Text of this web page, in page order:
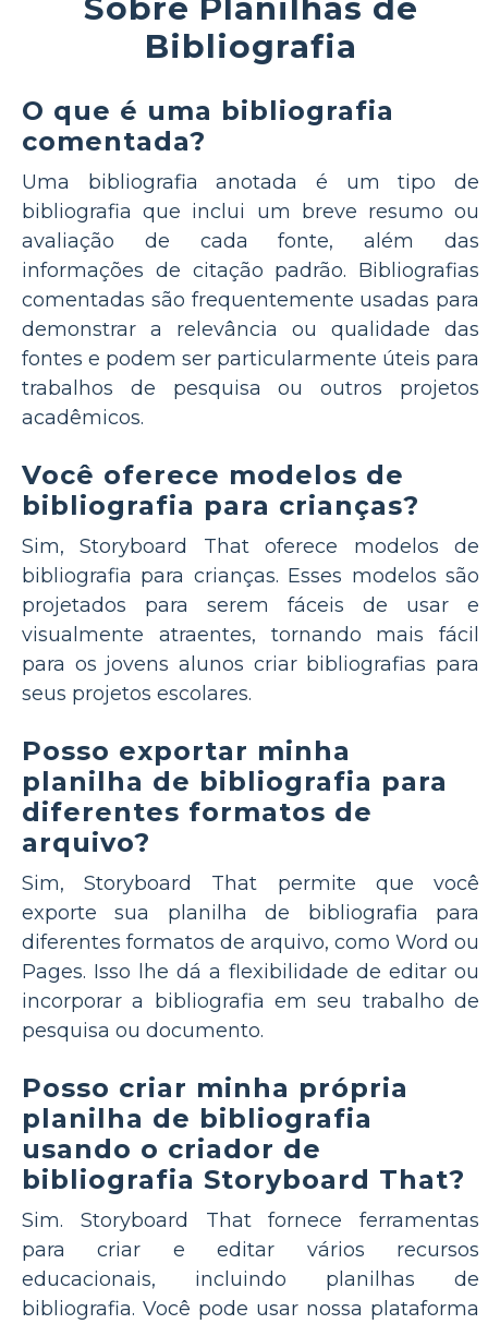
Bibliografia
O que é uma bibliografia
comentada?
Uma bibliografia anotada é um tipo de
bibliografia que inclui um breve resumo ou
avaliação de cada fonte, além das
informações de citação padrão. Bibliografias
comentadas são frequentemente usadas para
demonstrar a relevância ou qualidade das
fontes e podem ser particularmente úteis para
trabalhos de pesquisa ou outros projetos
acadêmicos.
Você oferece modelos de
bibliografia para crianças?
Sim, Storyboard That oferece modelos de
bibliografia para crianças. Esses modelos são
projetados para serem fáceis de usar e
visualmente atraentes, tornando mais fácil
para os jovens alunos criar bibliografias para
seus projetos escolares.
Posso exportar minha
planilha de bibliografia para
diferentes formatos de
arquivo?
Sim, Storyboard That permite que você
exporte sua planilha de bibliografia para
diferentes formatos de arquivo, como Word ou
Pages. Isso lhe dá a flexibilidade de editar ou
incorporar a bibliografia em seu trabalho de
pesquisa ou documento.
Posso criar minha própria
planilha de bibliografia
usando o criador de
bibliografia Storyboard That?
Sim. Storyboard That fornece ferramentas
para criar e editar vários recursos
educacionais, incluindo planilhas de
bibliografia. Você pode usar nossa plataforma